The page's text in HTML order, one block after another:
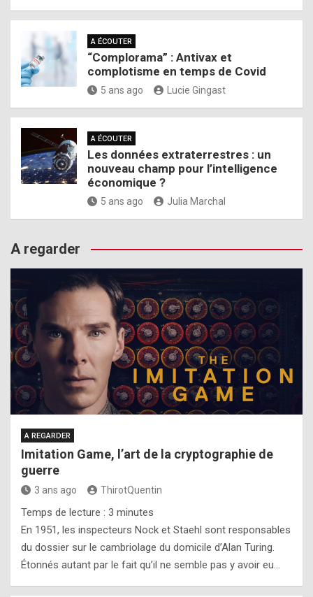
A ÉCOUTER
“Complorama” : Antivax et
complotisme en temps de Covid
5 ans ago Lucie Gingast
A ÉCOUTER
Les données extraterrestres : un
nouveau champ pour l’intelligence
économique ?
5 ans ago Julia Marchal
A regarder
A REGARDER
Imitation Game, l’art de la cryptographie de
guerre
3 ans ago ThirotQuentin
Temps de lecture : 3 minutes
En 1951, les inspecteurs Nock et Staehl sont responsables
du dossier sur le cambriolage du domicile d’Alan Turing.
Étonnés autant par le fait qu’il ne semble pas y avoir eu…